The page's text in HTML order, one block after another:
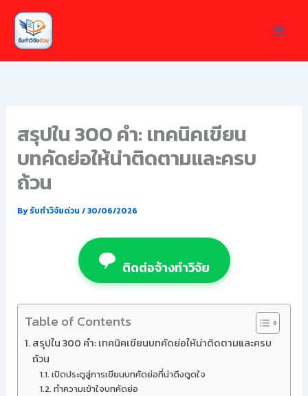
Skip
content
สรุปใน 300 คำ: เทคนิคเขียน
บทคัดย่อให้น่าติดตามและครบ
ถ้วน
Byรับทำวิจัยด่วน /30/06/2026
ติดต่อจ้างทำวิจัย
Table of Contents
สรุปใน 300 คำ: เทคนิคเขียนบทคัดย่อให้น่าติดตามและครบ
ถ้วน
เปิดประตูสู่การเขียนบทคัดย่อที่น่าดึงดูดใจ
ทำความเข้าใจบทคัดย่อ